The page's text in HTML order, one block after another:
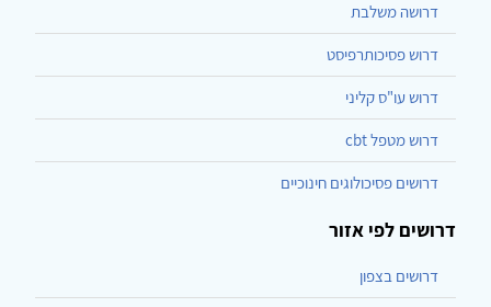
דרושה משלבת
דרוש פסיכותרפיסט
דרוש עו"ס קליני
דרוש מטפל cbt
דרושים פסיכולוגים חינוכיים
דרושים לפי אזור
דרושים בצפון